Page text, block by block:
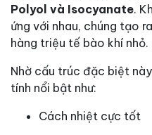
Polyol và Isocyanate.
ứng với nhau, chúng tạo
hàng triệu tế bào khí nhỏ.
Nhờ cấu trúc đặc biệt
tính nổi bật như:
Cách nhiệt cực tốt